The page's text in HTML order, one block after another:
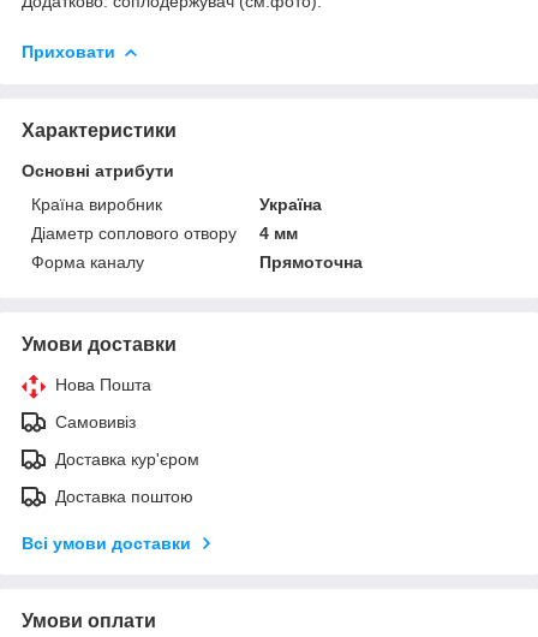
Приховати
Характеристики
Основні атрибути
Країна виробник
Україна
Діаметр соплового отвору
4 мм
Форма каналу
Прямоточна
Умови доставки
Нова Пошта
Самовивіз
Доставка кур'єром
Доставка поштою
Всі умови доставки
Умови оплати